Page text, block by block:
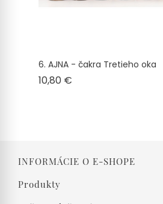
6. AJNA - čakra Tretieho oka
10,80 €
INFORMÁCIE O E-SHOPE
Produkty